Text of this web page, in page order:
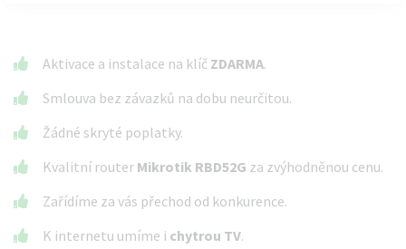
Aktivace a instalace na klíč ZDARMA.
Smlouva bez závazků na dobu neurčitou.
Žádné skryté poplatky.
Kvalitní router Mikrotik RBD52G za zvýhodněnou cenu.
Zařídíme za vás přechod od konkurence.
K internetu umíme i chytrou TV.